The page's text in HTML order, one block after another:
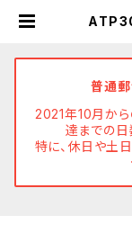
普通
2021年10月から
達までの日
特に、休日や土